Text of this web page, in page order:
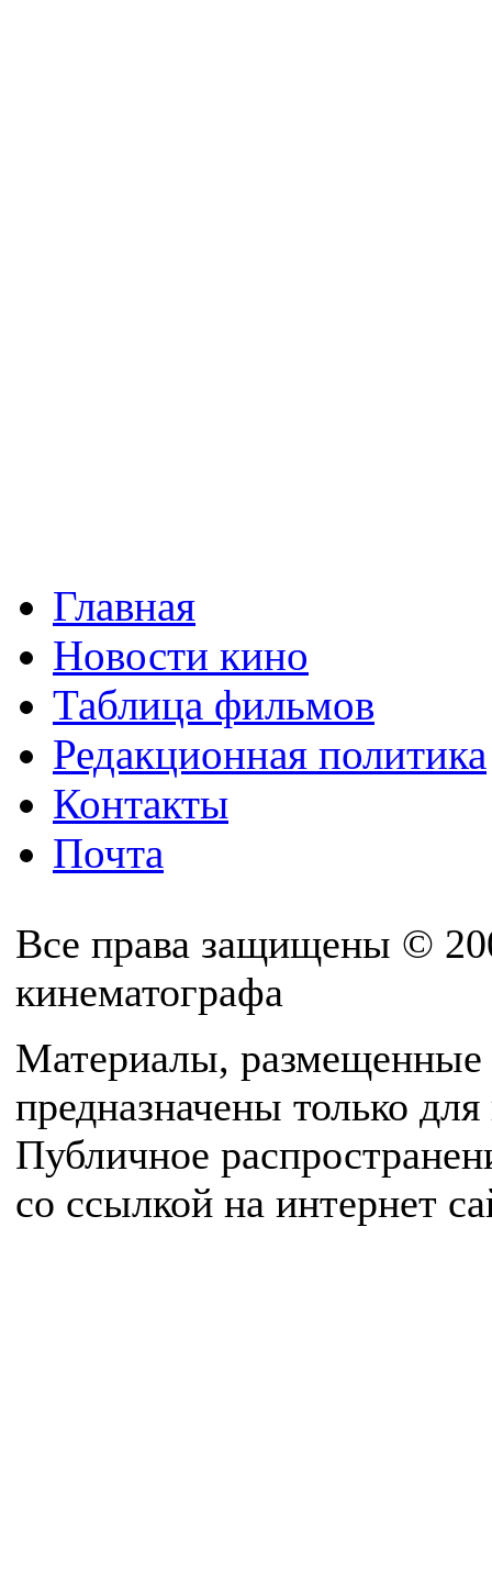
Главная
Новости кино
Таблица фильмов
Редакционная политика
Контакты
Почта
Все права защищены ©
кинематографа
Материалы, размещенные
предназначены только
Публичное
со ссылкой на интернет